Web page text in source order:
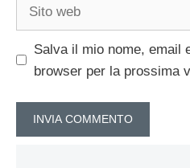
Salva il mio nome, email
browser per la prossima